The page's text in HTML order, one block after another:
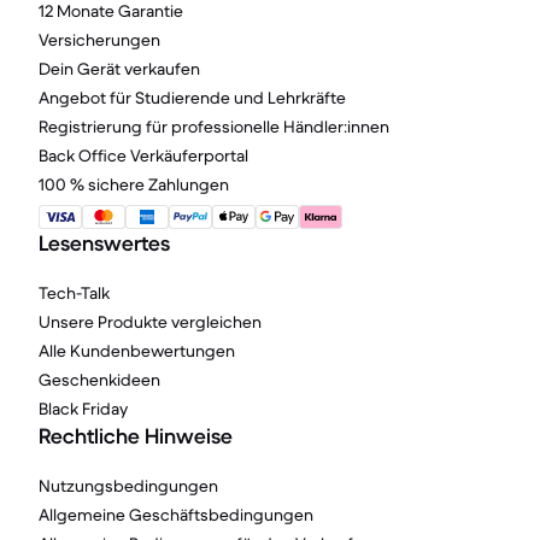
12 Monate Garantie
Versicherungen
Dein Gerät verkaufen
Angebot für Studierende und Lehrkräfte
Registrierung für professionelle Händler:innen
Back Office Verkäuferportal
100 % sichere Zahlungen
Lesenswertes
Tech-Talk
Unsere Produkte vergleichen
Alle Kundenbewertungen
Geschenkideen
Black Friday
Rechtliche Hinweise
Nutzungsbedingungen
Allgemeine Geschäftsbedingungen